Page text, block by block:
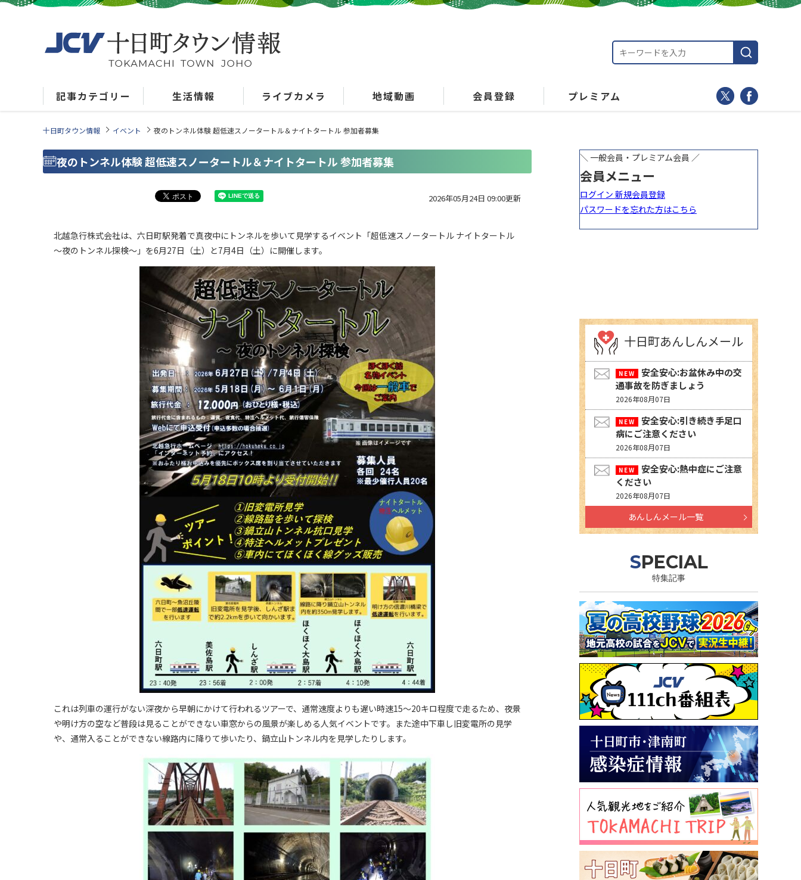
記事カテゴリー 生活情報 ライブカメラ 地域動画 会員登録 プレミアム
十日町タウン情報 イベント 夜のトンネル体験 超低速スノータートル＆ナイトタートル 参加者募集
夜のトンネル体験 超低速スノータートル＆ナイトタートル 参加者募集
2026年05月24日 09:00更新
北越急行株式会社は、六日町駅発着で真夜中にトンネルを歩いて見学するイベント「超低速スノータートル ナイトタートル
～夜のトンネル探検～」を6月27日（土）と7月4日（土）に開催します。
これは列車の運行がない深夜から早朝にかけて行われるツアーで、通常速度よりも遅い時速15～20キロ程度で走るため、夜景
や明け方の空など普段は見ることができない車窓からの風景が楽しめる人気イベントです。また途中下車し旧変電所の見学
や、通常入ることができない線路内に降りて歩いたり、鍋立山トンネル内を見学したりします。
十日町あんしんメール
安全安心:お盆休み中の交
通事故を防ぎましょう
2026年08月07日
安全安心:引き続き手足口
病にご注意ください
2026年08月07日
安全安心:熱中症にご注意
ください
2026年08月07日
あんしんメール一覧
SPECIAL
特集記事